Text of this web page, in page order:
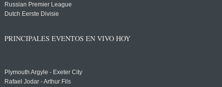
Russian Premier League
Dutch Eerste Divisie
PRINCIPALES EVENTOS EN VIVO HOY
Plymouth Argyle - Exeter City
Rafael Jodar - Arthur Fils